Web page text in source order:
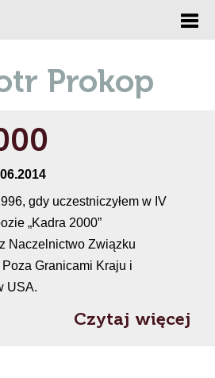
Prokop
gdy uczestniczyłem w IV
„Kadra 2000”
Naczelnictwo Związku
Granicami Kraju i
USA.
Czytaj więcej